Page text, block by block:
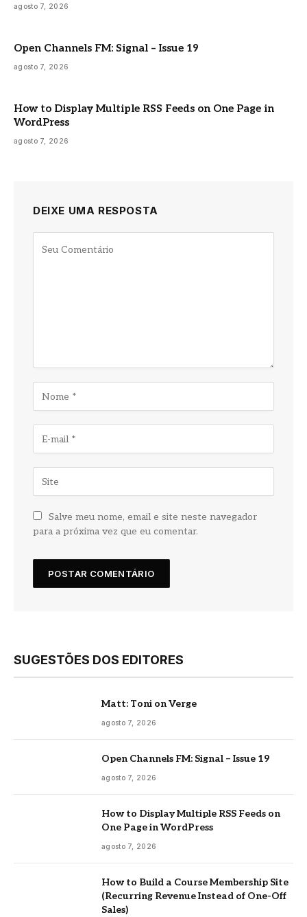
agosto 7, 2026
Open Channels FM: Signal – Issue 19
agosto 7, 2026
How to Display Multiple RSS Feeds on One Page in
WordPress
agosto 7, 2026
DEIXE UMA RESPOSTA
Salve meu nome, email e site neste navegador
para a próxima vez que eu comentar.
SUGESTÕES DOS EDITORES
Matt: Toni on Verge
agosto 7, 2026
Open Channels FM: Signal – Issue 19
agosto 7, 2026
How to Display Multiple RSS Feeds on
One Page in WordPress
agosto 7, 2026
How to Build a Course Membership Site
(Recurring Revenue Instead of One-Off
Sales)